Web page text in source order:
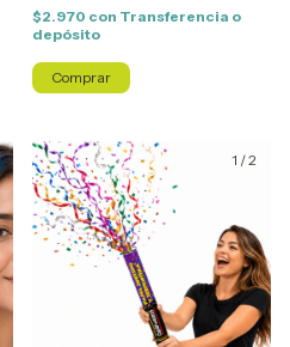
$2.970 con Transferencia o
depósito
Comprar
1 /2